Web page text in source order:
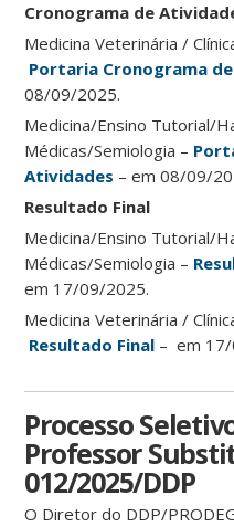
Cronograma de
Medicina Veterinária /
Portaria Cronograma
08/09/2025.
Medicina/Ensino Tutorial/
Médicas/Semiologia –
Atividades – em 08/09/
Resultado Final
Medicina/Ensino Tutorial/
Médicas/Semiologia –
em 17/09/2025.
Medicina Veterinária /
Resultado Final – em
Processo
Professor
012/2025/DDP
O Diretor do DDP/